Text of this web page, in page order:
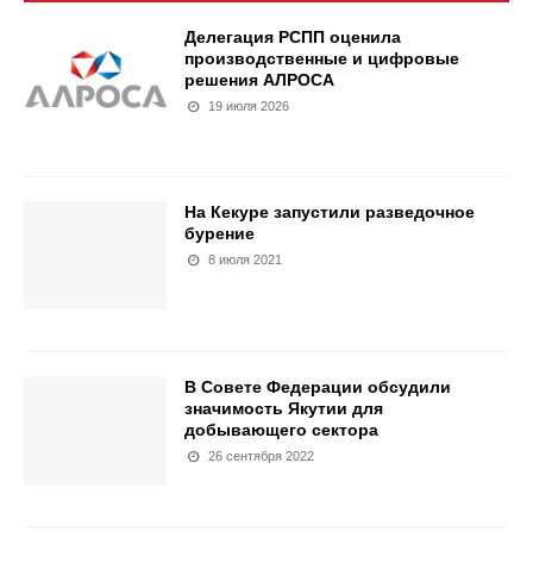
Делегация РСПП оценила
производственные и цифровые
решения АЛРОСА
19 июля 2026
На Кекуре запустили разведочное
бурение
8 июля 2021
В Совете Федерации обсудили
значимость Якутии для
добывающего сектора
26 сентября 2022